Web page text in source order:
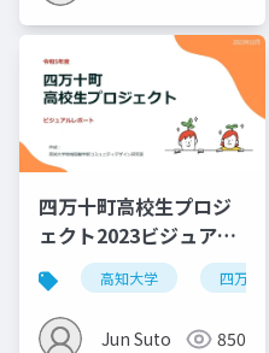
四万十町高校生プロジ
ェクト2023ビジュアル
レポート高知大学 四万十町
Jun Suto 850